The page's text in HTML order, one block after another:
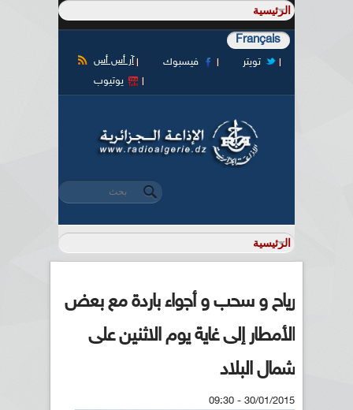
Français
آر أس أس فيسبوك
تويتر
يوتيوب
استمارة البحث
‏بحث ‏
رياح و سحب و أجواء باردة مع بعض
الأمطار إلى غاية يوم الاثنين على
شمال البلاد
30/01/2015 - 09:30